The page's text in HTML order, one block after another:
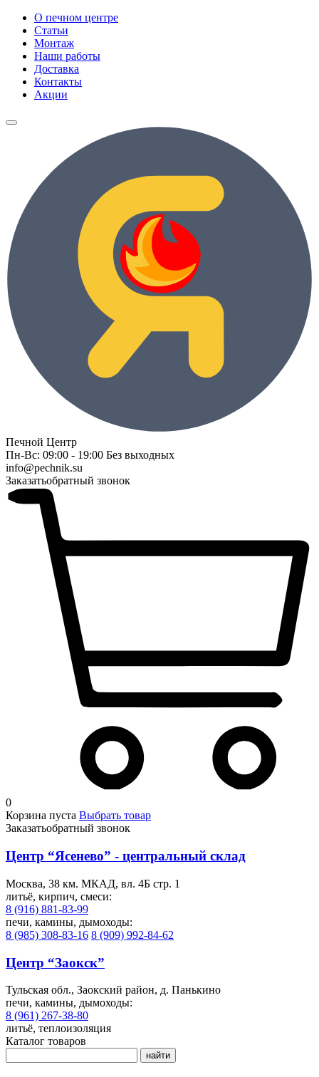
О печном центре
Статьи
Монтаж
Наши работы
Доставка
Контакты
Акции
Печной Центр
Пн-Вс: 09:00 - 19:00 Без выходных
info@pechnik.su
Заказатьобратный звонок
0
Корзина пуста Выбрать товар
Заказатьобратный звонок
Центр “Ясенево” - центральный склад
Москва, 38 км. МКАД, вл. 4Б стр. 1
литьё, кирпич, смеси:
8 (916) 881-83-99
печи, камины, дымоходы:
8 (985) 308-83-16 8 (909) 992-84-62
Центр “Заокск”
Тульская обл., Заокский район, д. Панькино
печи, камины, дымоходы:
8 (961) 267-38-80
литьё, теплоизоляция
Каталог товаров
найти